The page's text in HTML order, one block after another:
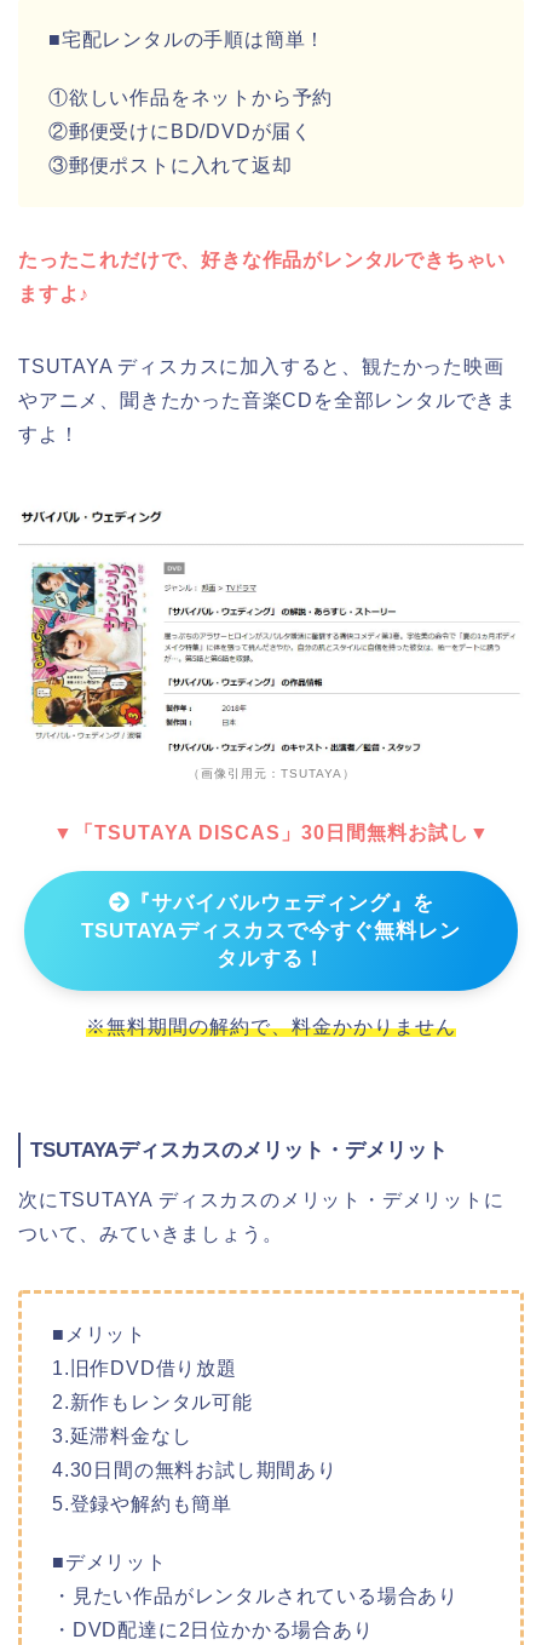
■宅配レンタルの手順は簡単！
①欲しい作品をネットから予約
②郵便受けにBD/DVDが届く
③郵便ポストに入れて返却
たったこれだけで、好きな作品がレンタルできちゃい
ますよ♪
TSUTAYA ディスカスに加入すると、観たかった映画
やアニメ、聞きたかった音楽CDを全部レンタルできま
すよ！
（画像引用元：TSUTAYA）
▼「TSUTAYA DISCAS」30日間無料お試し▼
『サバイバルウェディング』を
TSUTAYAディスカスで今すぐ無料レン
タルする！
※無料期間の解約で、料金かかりません
TSUTAYAディスカスのメリット・デメリット
次にTSUTAYA ディスカスのメリット・デメリットに
ついて、みていきましょう。
■メリット
1.旧作DVD借り放題
2.新作もレンタル可能
3.延滞料金なし
4.30日間の無料お試し期間あり
5.登録や解約も簡単
■デメリット
・見たい作品がレンタルされている場合あり
・DVD配達に2日位かかる場合あり